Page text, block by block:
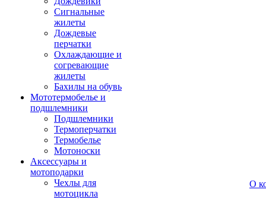
Сигнальные
жилеты
Дождевые
перчатки
Охлаждающие и
согревающие
жилеты
Бахилы на обувь
Мототермобелье и
подшлемники
Подшлемники
Термоперчатки
Термобелье
Мотоноски
Аксессуары и
мотоподарки
Чехлы для
мотоцикла
О